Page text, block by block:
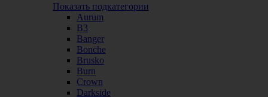
Показать подкатегории
Aurum
B3
Banger
Bonche
Brusko
Burn
Crown
Darkside